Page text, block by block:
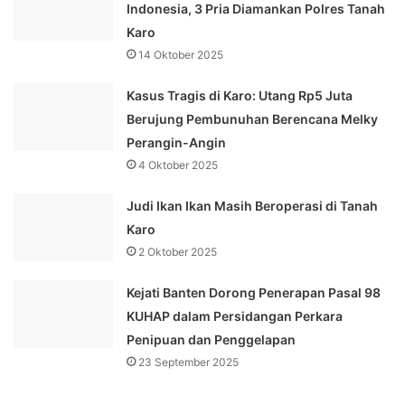
Indonesia, 3 Pria Diamankan Polres Tanah
Karo
14 Oktober 2025
Kasus Tragis di Karo: Utang Rp5 Juta
Berujung Pembunuhan Berencana Melky
Perangin-Angin
4 Oktober 2025
Judi Ikan Ikan Masih Beroperasi di Tanah
Karo
2 Oktober 2025
Kejati Banten Dorong Penerapan Pasal 98
KUHAP dalam Persidangan Perkara
Penipuan dan Penggelapan
23 September 2025